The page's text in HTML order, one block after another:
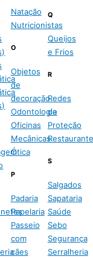
Natação
Nutricionistas
O
Objetos
de
decoração
Odontologia
Oficinas
Mecânicas
Ótica
P
Padaria
Papelaria
Passeio
com
cães
Q
Queijos
e Frios
R
Redes
de
Proteção
S
Salgados
Sapataria
Saúde
Sebo
Segurança
Serralheria